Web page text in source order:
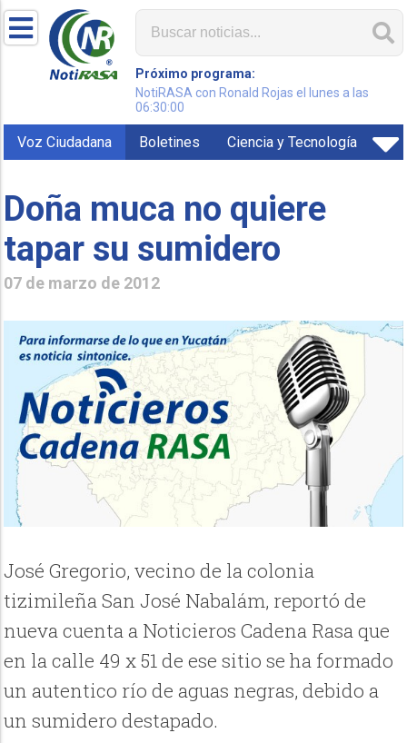
Próximo programa:
NotiRASA con Ronald Rojas el lunes a las
06:30:00
Voz Ciudadana Boletines Ciencia y Tecnología
Doña muca no quiere
tapar su sumidero
07 de marzo de 2012
José Gregorio, vecino de la colonia
tizimileña San José Nabalám, reportó de
nueva cuenta a Noticieros Cadena Rasa que
en la calle 49 x 51 de ese sitio se ha formado
un autentico río de aguas negras, debido a
un sumidero destapado.